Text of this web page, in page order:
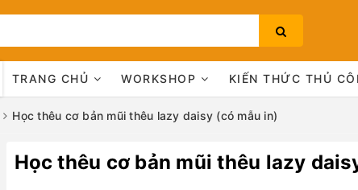
TRANG CHỦ WORKSHOP KIẾN THỨC THỦ
Học thêu cơ bản mũi thêu lazy daisy (có mẫu in)
Học thêu cơ bản mũi thêu lazy